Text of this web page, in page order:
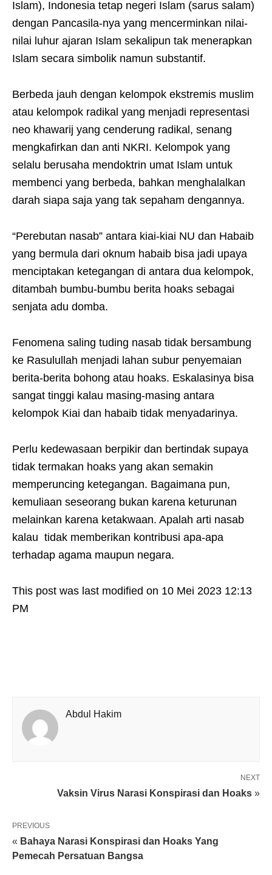
Islam), Indonesia tetap negeri Islam (sarus salam)
dengan Pancasila-nya yang mencerminkan nilai-
nilai luhur ajaran Islam sekalipun tak menerapkan
Islam secara simbolik namun substantif.
Berbeda jauh dengan kelompok ekstremis muslim
atau kelompok radikal yang menjadi representasi
neo khawarij yang cenderung radikal, senang
mengkafirkan dan anti NKRI. Kelompok yang
selalu berusaha mendoktrin umat Islam untuk
membenci yang berbeda, bahkan menghalalkan
darah siapa saja yang tak sepaham dengannya.
“Perebutan nasab” antara kiai-kiai NU dan Habaib
yang bermula dari oknum habaib bisa jadi upaya
menciptakan ketegangan di antara dua kelompok,
ditambah bumbu-bumbu berita hoaks sebagai
senjata adu domba.
Fenomena saling tuding nasab tidak bersambung
ke Rasulullah menjadi lahan subur penyemaian
berita-berita bohong atau hoaks. Eskalasinya bisa
sangat tinggi kalau masing-masing antara
kelompok Kiai dan habaib tidak menyadarinya.
Perlu kedewasaan berpikir dan bertindak supaya
tidak termakan hoaks yang akan semakin
memperuncing ketegangan. Bagaimana pun,
kemuliaan seseorang bukan karena keturunan
melainkan karena ketakwaan. Apalah arti nasab
kalau tidak memberikan kontribusi apa-apa
terhadap agama maupun negara.
This post was last modified on 10 Mei 2023 12:13
PM
Abdul Hakim
NEXT
Vaksin Virus Narasi Konspirasi dan Hoaks »
PREVIOUS
« Bahaya Narasi Konspirasi dan Hoaks Yang
Pemecah Persatuan Bangsa